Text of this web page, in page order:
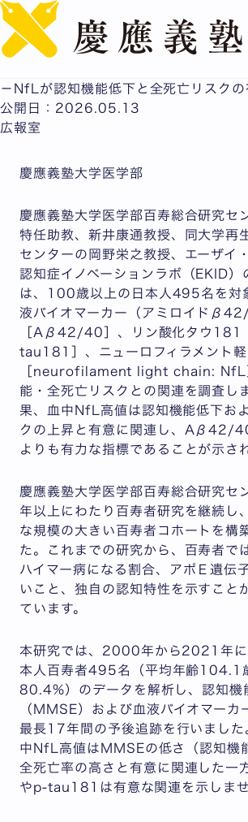
百寿者における血液バイオマーカーと認
－NfLが認知機能低下と全死亡リスクの
公開日：2026.05.13
広報室
慶應義塾大学医学部
慶應義塾大学医学部百寿総合研究セ
特任助教、新井康通教授、同大学再
センターの岡野栄之教授、エーザイ
認知症イノベーションラボ（EKID）
は、100歳以上の日本人495名を対
液バイオマーカー（アミロイド
［Aβ42/40］、リン酸化タウ181
tau181］、ニューロフィラメント軽
［neurofilament light chain: NfL
能・全死亡リスクとの関連を調査し
果、血中NfL高値は認知機能低下お
クの上昇と有意に関連し、Aβ42/
よりも有力な指標であることが示さ
慶應義塾大学医学部百寿総合研究セ
年以上にわたり百寿者研究を継続し
な規模の大きい百寿者コホートを構
た。これまでの研究から、百寿者で
ハイマー病になる割合、アポＥ遺伝
いこと、独自の認知特性を示すこと
ています。
本研究では、2000年から2021年に
本人百寿者495名（平均年齢104.1
80.4%）のデータを解析し、認知機
（MMSE）および血液バイオマーカ
最長17年間の予後追跡を行いました
中NfL高値はMMSEの低さ（認知機
全死亡率の高さと有意に関連した
やp-tau181は有意な関連を示しませ